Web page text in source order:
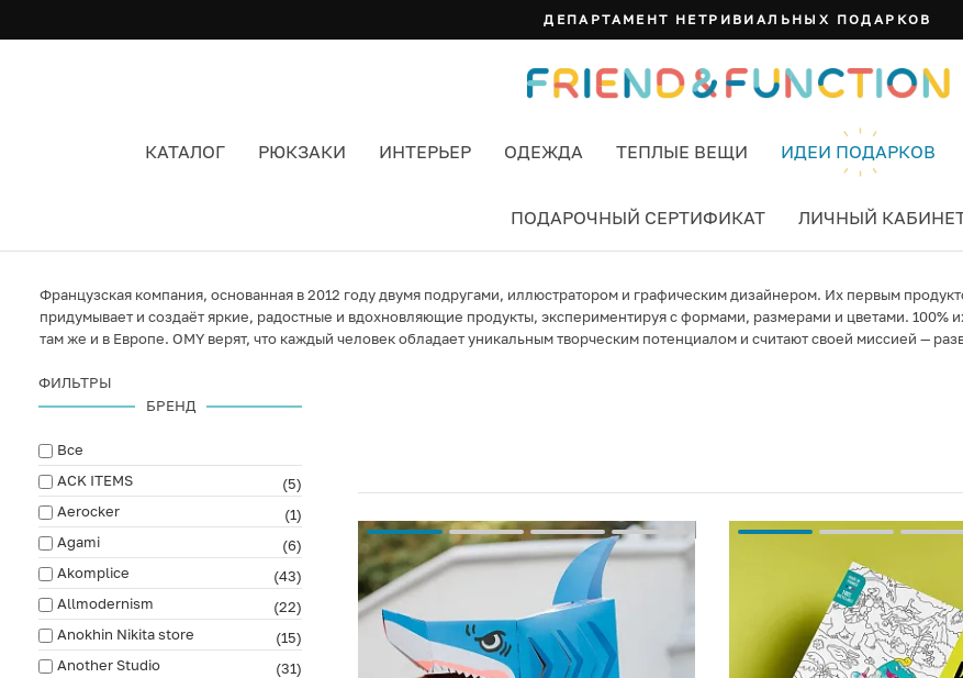
ДЕПАРТАМЕНТ НЕТРИВИАЛЬНЫХ ПОДАРКОВ
КАТАЛОГ РЮКЗАКИ ИНТЕРЬЕР ОДЕЖДА ТЕПЛЫЕ ВЕЩИ ИДЕИ ПОДАРКОВ
ПОДАРОЧНЫЙ СЕРТИФИКАТ ЛИЧНЫЙ
Французская компания, основанная в 2012 году двумя подругами, иллюстратором и графическим дизайнером. Их первым
придумывает и создаёт яркие, радостные и вдохновляющие продукты, экспериментируя с формами, размерами и цветами. 100%
там же и в Европе. OMY верят, что каждый человек обладает уникальным творческим потенциалом и считают своей миссией —
ФИЛЬТРЫ
БРЕНД
Все
ACK ITEMS
(5)
Aerocker
(1)
Agami
(6)
Akomplice
(43)
Allmodernism
(22)
Anokhin Nikita store
(15)
Another Studio
(31)